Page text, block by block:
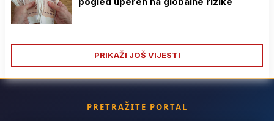
PRIKAŽI JOŠ VIJESTI
PRETRAŽITE PORTAL